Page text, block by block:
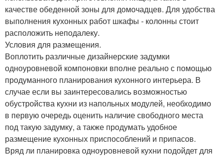
качестве обеденной зоны для домочадцев. Для удобства
выполнения кухонных работ шкафы - колонны стоит
расположить неподалеку.
Условия для размещения.
Воплотить различные дизайнерские задумки
одноуровневой компоновки вполне реально с помощью
продуманного планирования кухонного интерьера. В
случае если вы заинтересовались возможностью
обустройства кухни из напольных модулей, необходимо
в первую очередь оценить наличие свободного места
под такую задумку, а также продумать удобное
размещение кухонных приспособлений и припасов.
Вряд ли планировка одноуровневой кухни подойдет для